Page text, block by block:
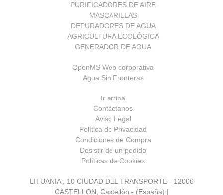
PURIFICADORES DE AIRE
MASCARILLAS
DEPURADORES DE AGUA
AGRICULTURA ECOLÓGICA
GENERADOR DE AGUA
OpenMS Web corporativa
Agua Sin Fronteras
Ir arriba
Contáctanos
Aviso Legal
Política de Privacidad
Condiciones de Compra
Desistir de un pedido
Políticas de Cookies
LITUANIA , 10 CIUDAD DEL TRANSPORTE - 12006
CASTELLON, Castellón - (España) |